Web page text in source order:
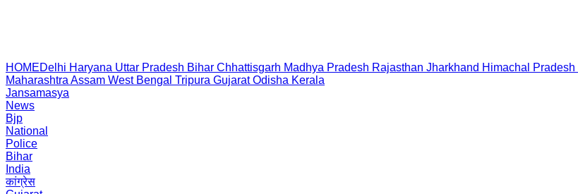
HOMEDelhi Haryana Uttar Pradesh Bihar Chhattisgarh Madhya Pradesh Rajasthan Jharkhand Himachal Pradesh
Maharashtra Assam West Bengal Tripura Gujarat Odisha Kerala
Jansamasya
News
Bjp
National
Police
Bihar
India
कांग्रेस